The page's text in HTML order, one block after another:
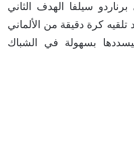
سيلفا الهدف الثاني
كرة دقيقة من الألماني
بسهولة في الشباك